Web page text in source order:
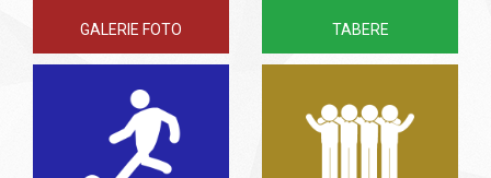
GALERIE FOTO TABERE